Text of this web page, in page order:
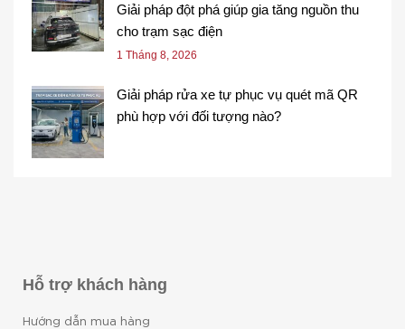
Giải pháp đột phá giúp gia tăng nguồn thu
cho trạm sạc điện
1 Tháng 8, 2026
Giải pháp rửa xe tự phục vụ quét mã QR
phù hợp với đối tượng nào?
Hỗ trợ khách hàng
Hướng dẫn mua hàng